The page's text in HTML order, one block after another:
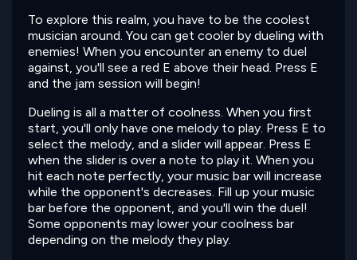
To explore this realm, you have to be the coolest
musician around. You can get cooler by dueling with
enemies! When you encounter an enemy to duel
against, you'll see a red E above their head. Press E
and the jam session will begin!
Dueling is all a matter of coolness. When you first
start, you'll only have one melody to play. Press E to
select the melody, and a slider will appear. Press E
when the slider is over a note to play it. When you
hit each note perfectly, your music bar will increase
while the opponent's decreases. Fill up your music
bar before the opponent, and you'll win the duel!
Some opponents may lower your coolness bar
depending on the melody they play.